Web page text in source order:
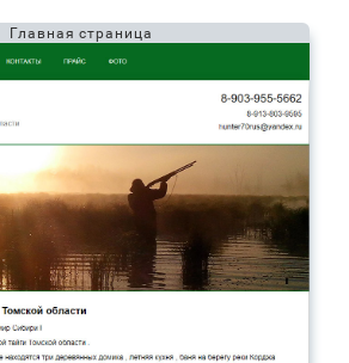
Главная страница